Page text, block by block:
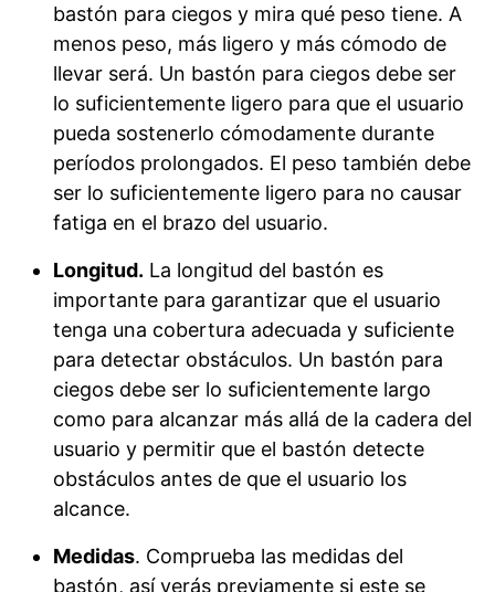
bastón para ciegos y mira qué peso tiene. A
menos peso, más ligero y más cómodo de
llevar será. Un bastón para ciegos debe ser
lo suficientemente ligero para que el usuario
pueda sostenerlo cómodamente durante
períodos prolongados. El peso también debe
ser lo suficientemente ligero para no causar
fatiga en el brazo del usuario.
Longitud. La longitud del bastón es
importante para garantizar que el usuario
tenga una cobertura adecuada y suficiente
para detectar obstáculos. Un bastón para
ciegos debe ser lo suficientemente largo
como para alcanzar más allá de la cadera del
usuario y permitir que el bastón detecte
obstáculos antes de que el usuario los
alcance.
Medidas. Comprueba las medidas del
bastón, así verás previamente si este se